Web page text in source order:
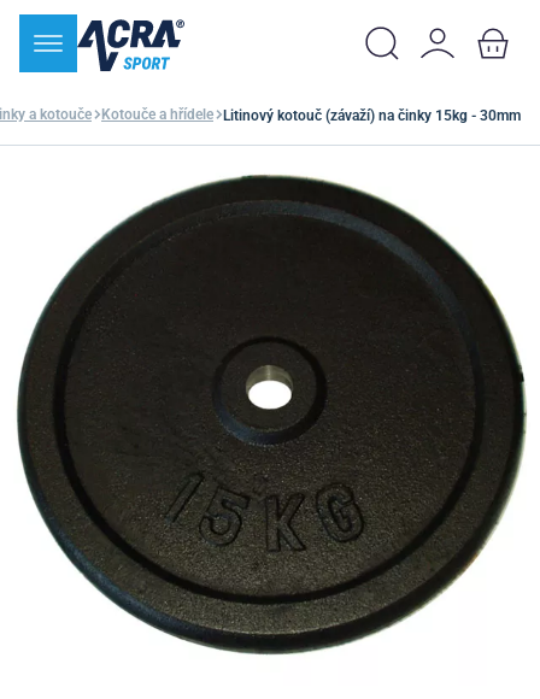
a kotouče Kotouče a hřídele Litinový kotouč (závaží) na činky 15kg - 30mm